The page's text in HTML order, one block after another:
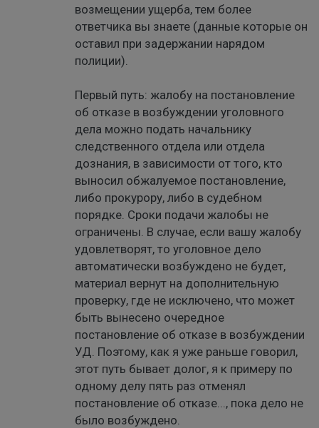
возмещении ущерба, тем более
ответчика вы знаете (данные которые он
оставил при задержании нарядом
полиции).
Первый путь: жалобу на постановление
об отказе в возбуждении уголовного
дела можно подать начальнику
следственного отдела или отдела
дознания, в зависимости от того, кто
выносил обжалуемое постановление,
либо прокурору, либо в судебном
порядке. Сроки подачи жалобы не
ограничены. В случае, если вашу жалобу
удовлетворят, то уголовное дело
автоматически возбуждено не будет,
материал вернут на дополнительную
проверку, где не исключено, что может
быть вынесено очередное
постановление об отказе в возбуждении
УД. Поэтому, как я уже раньше говорил,
этот путь бывает долог, я к примеру по
одному делу пять раз отменял
постановление об отказе..., пока дело не
было возбуждено.